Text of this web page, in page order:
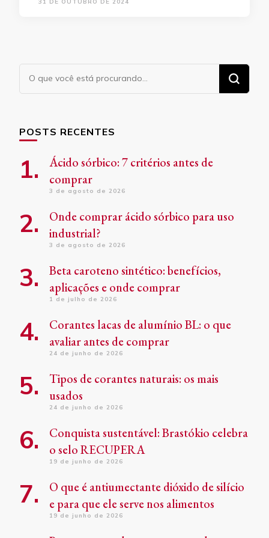
31 DE OUTUBRO DE 2024
Procurando
algo?
POSTS RECENTES
Ácido sórbico: 7 critérios antes de
comprar
3 de agosto de 2026
Onde comprar ácido sórbico para uso
industrial?
3 de agosto de 2026
Beta caroteno sintético: benefícios,
aplicações e onde comprar
1 de julho de 2026
Corantes lacas de alumínio BL: o que
avaliar antes de comprar
24 de junho de 2026
Tipos de corantes naturais: os mais
usados
24 de junho de 2026
Conquista sustentável: Brastókio celebra
o selo RECUPERA
19 de junho de 2026
O que é antiumectante dióxido de silício
e para que ele serve nos alimentos
19 de junho de 2026